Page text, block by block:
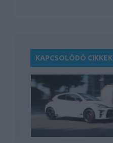
KAPCSOLÓDÓ CIKKEK